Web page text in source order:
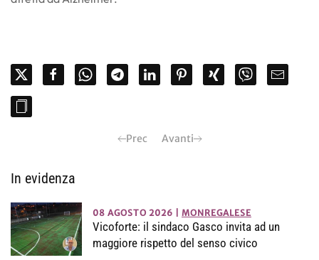
Prec Avanti
In evidenza
08 AGOSTO 2026 MONREGALESE
Vicoforte: il sindaco Gasco invita ad un
maggiore rispetto del senso civico